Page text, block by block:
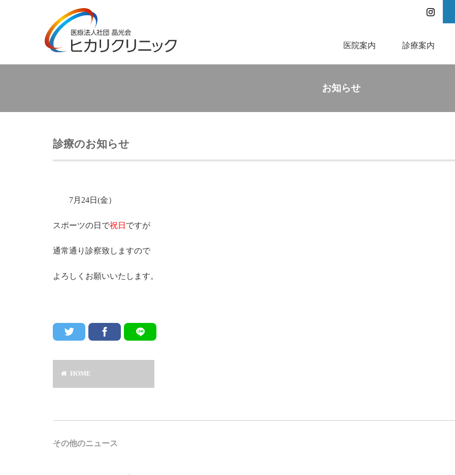
医院案内 診療案内
お知らせ
診療のお知らせ
7月24日(金）
スポーツの日で祝日 ですが
通常通り診察致しますので
よろしくお願いいたします。
HOME
その他のニュース